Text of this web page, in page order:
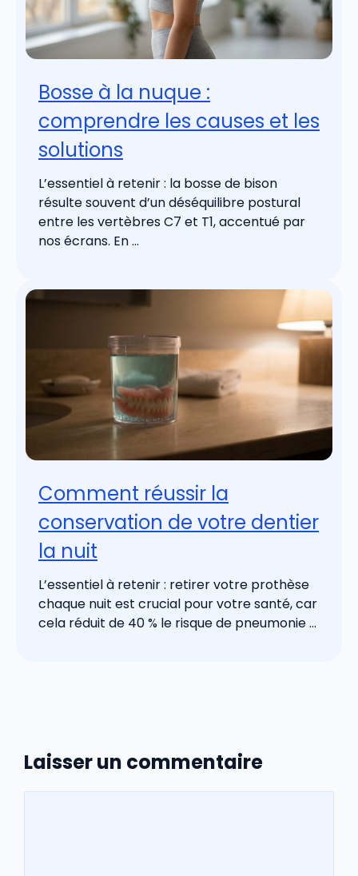
Bosse à la nuque :
comprendre les causes et les
solutions
L’essentiel à retenir : la bosse de bison
résulte souvent d’un déséquilibre postural
entre les vertèbres C7 et T1, accentué par
nos écrans. En ...
Comment réussir la
conservation de votre dentier
la nuit
L’essentiel à retenir : retirer votre prothèse
chaque nuit est crucial pour votre santé, car
cela réduit de 40 % le risque de pneumonie ...
Laisser un commentaire